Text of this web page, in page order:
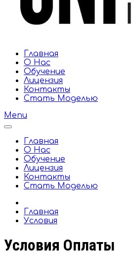
Главная
О Нас
Обучение
Лицензия
Контакты
Стать Моделью
Menu
Главная
О Нас
Обучение
Лицензия
Контакты
Стать Моделью
Главная
Условия
Условия Оплаты